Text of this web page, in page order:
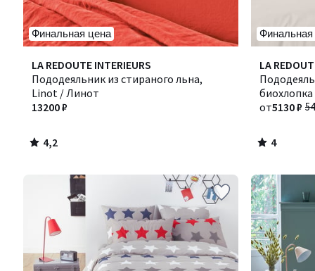
Финальная цена
LA REDOUTE INTERIEURS
Пододеяльник из стираного льна,
Linot / Линот
13200 ₽
4,2
/ 5
4,2
/
Финальная
LA
от5130 ₽
4
/
5
Количество
цветов:
2
4
/